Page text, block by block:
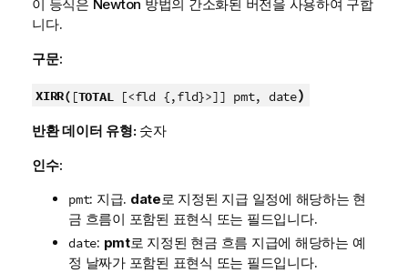
이 등식은 Newton 방법의 간소화된 버전을 사용하여 구합
니다.
구문:
XIRR( [TOTAL [<fld {,fld}>]] pmt, date)
반환 데이터 유형: 숫자
인수:
pmt: 지급. date로 지정된 지급 일정에 해당하는 현
금 흐름이 포함된 표현식 또는 필드입니다.
date: pmt로 지정된 현금 흐름 지급에 해당하는 예
정 날짜가 포함된 표현식 또는 필드입니다.